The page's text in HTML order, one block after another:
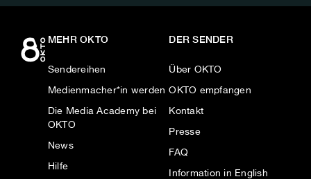
MEHR OKTO
Sendereihen
Medienmacher*in werden
Die Media Academy bei
OKTO
News
Hilfe
DER SENDER
Über OKTO
OKTO empfangen
Kontakt
Presse
FAQ
Information in English